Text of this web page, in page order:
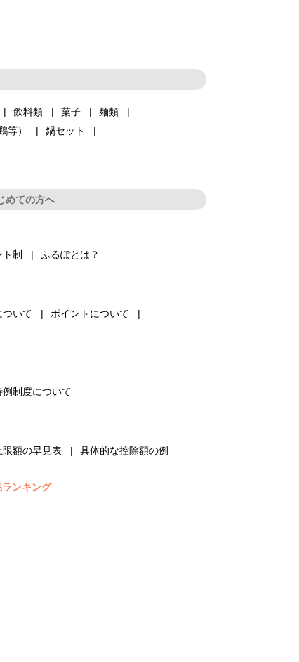
飲料類 菓子
麺類
等）
鍋セット
めての方へ
制 ふるぽとは？
ついて
ポイントについて
制度について
限額の早見表 具体的な控除額の例
ンキング